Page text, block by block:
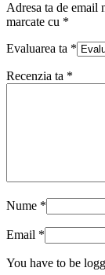
Adresa ta de email
marcate cu *
Evaluarea ta *
Recenzia ta *
Nume *
Email *
You have to be